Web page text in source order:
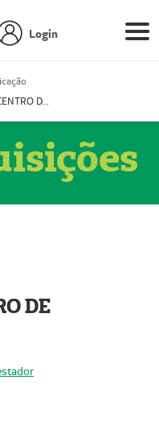
Login
Prestador CENTRO DE ONCOLOGIA
DE